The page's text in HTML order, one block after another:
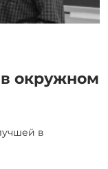
окружном
в